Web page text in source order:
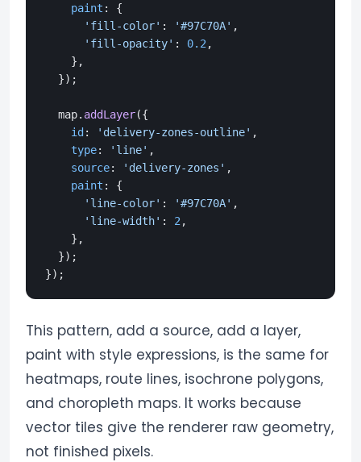
paint : {
'fill-color' : '#97C70A' ,
'fill-opacity' : 0.2 ,
    },
  });
  map.
addLayer({
id : 'delivery-zones-outline' ,
type: 'line' ,
source: 'delivery-zones' ,
paint : {
'line-color' : '#97C70A' ,
'line-width' : 2 ,
    },
  });
This pattern, add a source, add a layer,
paint with style expressions, is the same for
heatmaps, route lines, isochrone polygons,
and choropleth maps. It works because
vector tiles give the renderer raw geometry,
not finished pixels.